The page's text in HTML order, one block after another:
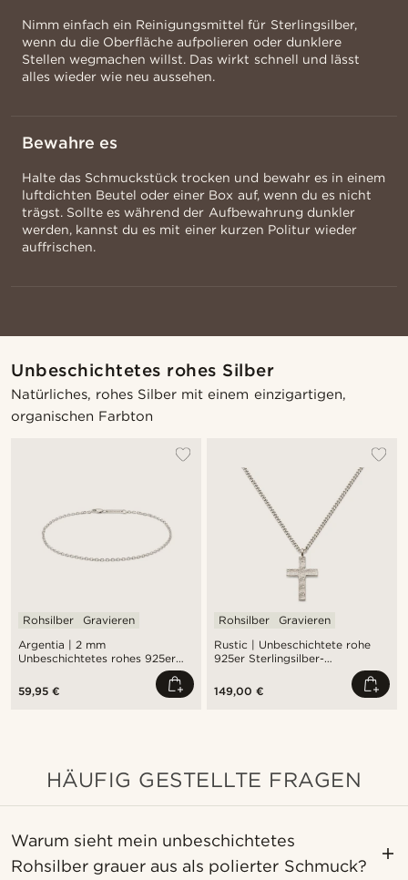
Nimm einfach ein Reinigungsmittel für Sterlingsilber,
wenn du die Oberfläche aufpolieren oder dunklere
Stellen wegmachen willst. Das wirkt schnell und lässt
alles wieder wie neu aussehen.
Bewahre es
Halte das Schmuckstück trocken und bewahr es in einem
luftdichten Beutel oder einer Box auf, wenn du es nicht
trägst. Sollte es während der Aufbewahrung dunkler
werden, kannst du es mit einer kurzen Politur wieder
auffrischen.
Unbeschichtetes rohes Silber
Natürliches, rohes Silber mit einem einzigartigen,
organischen Farbton
Argentia | 2 mm
Unbeschichtetes rohes 925er
Kabelkettenarmband
Rohsilber Gravieren
59,95 €
Rustic | Unbeschichtete rohe
925er Sterlingsilber-
Rohsilber Gravieren
149,00 €
HÄUFIG GESTELLTE FRAGEN
Warum sieht mein unbeschichtetes
Rohsilber grauer aus als polierter Schmuck?